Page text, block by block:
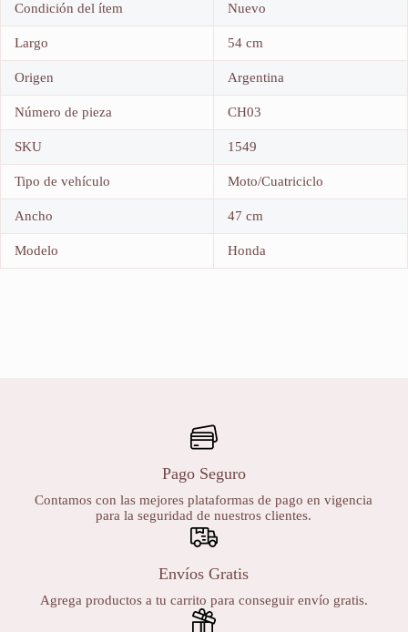
Condición del ítem Nuevo
Largo 54 cm
Origen Argentina
Número de pieza CH03
SKU 1549
Tipo de vehículo Moto/Cuatriciclo
Ancho 47 cm
Modelo Honda
Pago Seguro
Contamos con las mejores plataformas de pago en vigencia
para la seguridad de nuestros clientes.
Envíos Gratis
Agrega productos a tu carrito para conseguir envío gratis.